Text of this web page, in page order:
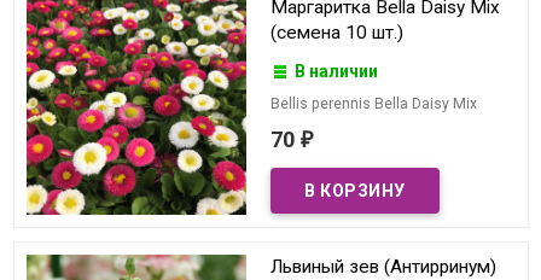
Маргаритка Bella Daisy Mix
(семена 10 шт.)
В наличии
Bellis perennis Bella Daisy Mix
70 ₽
Львиный зев (Антирринум)